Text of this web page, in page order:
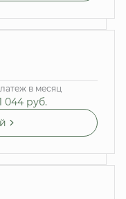
в месяц
044 руб.